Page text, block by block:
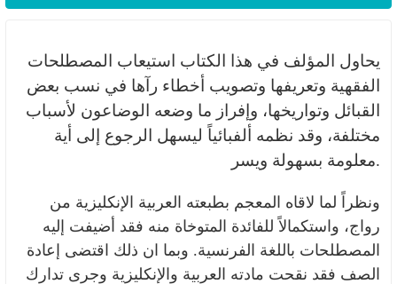
يحاول المؤلف في هذا الكتاب استيعاب المصطلحات
الفقهية وتعريفها وتصويب أخطاء رآها في نسب بعض
القبائل وتواريخها، وإفراز ما وضعه الوضاعون لأسباب
مختلفة، وقد نظمه ألفبائياً ليسهل الرجوع إلى أية
معلومة بسهولة ويسر.
ونظراً لما لاقاه المعجم بطبعته العربية الإنكليزية من
رواج، واستكمالاً للفائدة المتوخاة منه فقد أضيفت إليه
المصطلحات باللغة الفرنسية. وبما ان ذلك اقتضى إعادة
الصف فقد نقحت مادته العربية والإنكليزية وجرى تدارك